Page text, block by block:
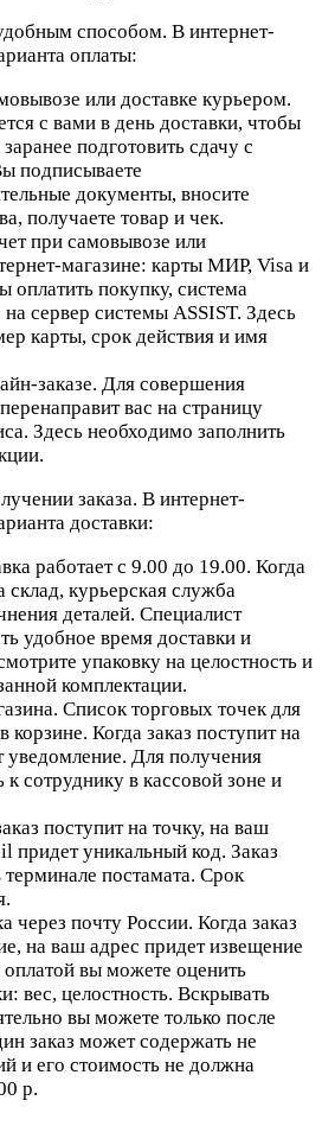
способом. В интернет-
оплаты:
или доставке курьером.
с вами в день доставки, чтобы
подготовить сдачу с
подписываете
документы, вносите
получаете товар и чек.
при самовывозе или
магазине: карты МИР, Visa и
оплатить покупку, система
на сервер системы ASSIST. Здесь
карты, срок действия и имя
заказе. Для совершения
вас на страницу
Здесь необходимо заполнить
заказа. В интернет-
доставки:
работает с 9.00 до 19.00. Когда
склад, курьерская служба
деталей. Специалист
удобное время доставки и
упаковку на целостность и
комплектации.
Список торговых точек для
корзине. Когда заказ поступит на
уведомление. Для получения
к сотруднику в кассовой зоне и
поступит на точку, на ваш
придет уникальный код. Заказ
постамата. Срок
через почту России. Когда заказ
на ваш адрес придет извещение
вы можете оценить
вес, целостность. Вскрывать
вы можете только после
заказ может содержать не
и его стоимость не должна
р.